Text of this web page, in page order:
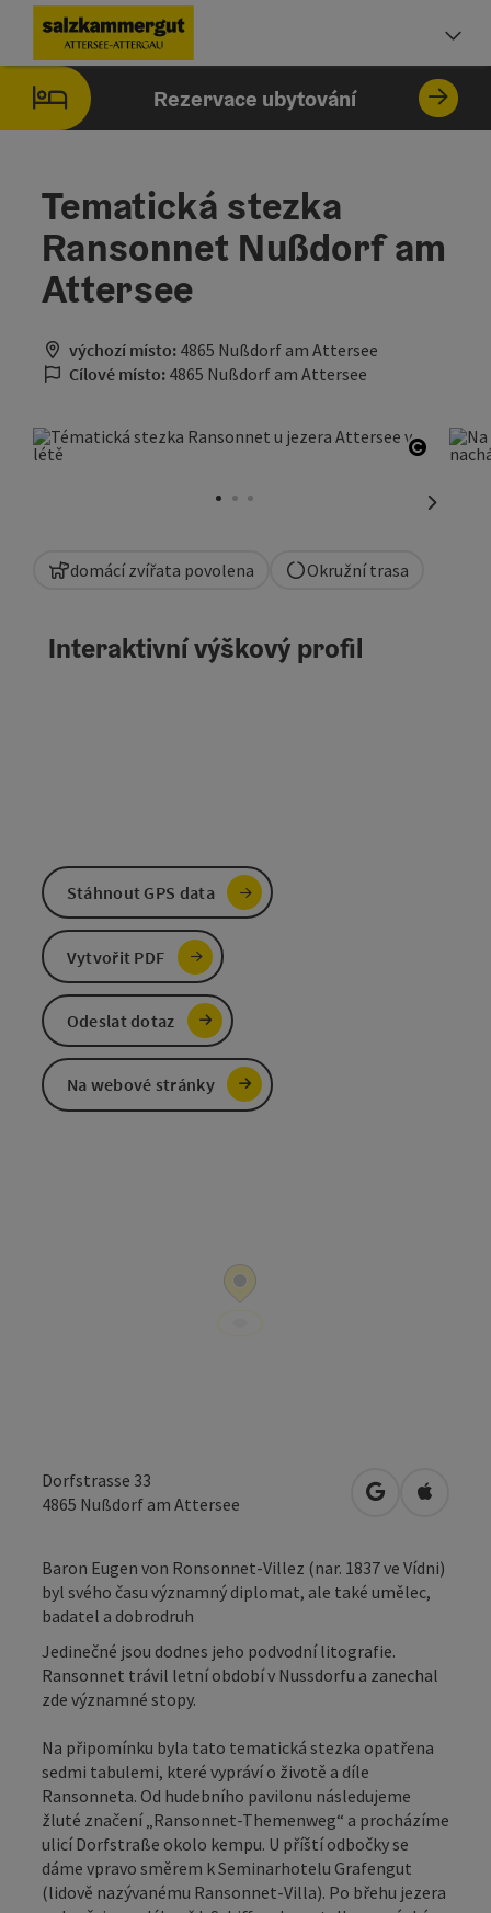
ObsahAccesskey
[0]
NavigaceAccesskey
[1]
Začátek stránkyAccesskey
[2]
ImpressumAccesskey
[5]
Pokyny k používání webové stránky
Úvodní stranaAccesskey
[7]
Rezervace ubytování
Tematická stezka
Ransonnet Nußdorf am
Attersee
výchozí místo: 4865 Nußdorf am Attersee
Cílové místo: 4865 Nußdorf am Attersee
domácí zvířata povolena Okružní trasa
Dorfstrasse 33
4865 Nußdorf am Attersee Otevřít vOtevřít
Baron Eugen von Ronsonnet-Villez (nar. 1837 ve Vídni)
byl svého času významný diplomat, ale také umělec,
badatel a dobrodruh
Jedinečné jsou dodnes jeho podvodní litografie.
Ransonnet trávil letní období v Nussdorfu a zanechal
zde významné stopy.
Na připomínku byla tato tematická stezka opatřena
sedmi tabulemi, které vypráví o životě a díle
Ransonneta. Od hudebního pavilonu následujeme
žluté značení „Ransonnet-Themenweg“ a procházíme
ulicí Dorfstraße okolo kempu. U příští odbočky se
dáme vpravo směrem k Seminarhotelu Grafengut
(lidově nazývanému Ransonnet-Villa). Po břehu jezera
Interaktivní výškový profil
Stáhnout GPS data
Vytvořit PDF
Odeslat dotaz
Na webové stránky